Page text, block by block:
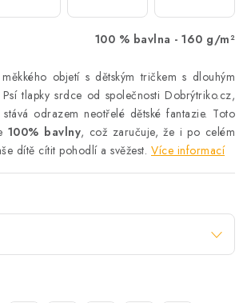
100 % bavlna - 160 g/m²
objetí s dětským tričkem s dlouhým
tlapky srdce od společnosti Dobrýtriko.cz,
odrazem neotřelé dětské fantazie. Toto
100% bavlny, což zaručuje, že i po celém
dítě cítit pohodlí a svěžest. Více informací